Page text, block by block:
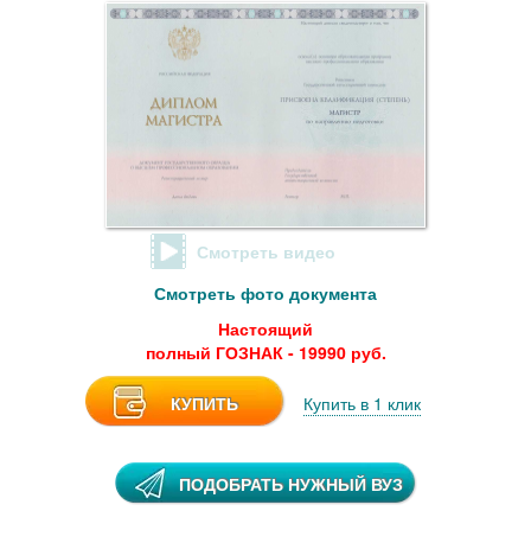
Смотреть видео
Смотреть фото документа
Настоящий
полный ГОЗНАК - 19990 руб.
КУПИТЬ Купить в 1 клик
ПОДОБРАТЬ НУЖНЫЙ ВУЗ